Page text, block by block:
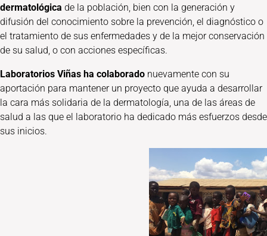
dermatológica de la población, bien con la generación y
difusión del conocimiento sobre la prevención, el diagnóstico o
el tratamiento de sus enfermedades y de la mejor conservación
de su salud, o con acciones específicas.
Laboratorios Viñas ha colaborado nuevamente con su
aportación para mantener un proyecto que ayuda a desarrollar
la cara más solidaria de la dermatología, una de las áreas de
salud a las que el laboratorio ha dedicado más esfuerzos desde
sus inicios.